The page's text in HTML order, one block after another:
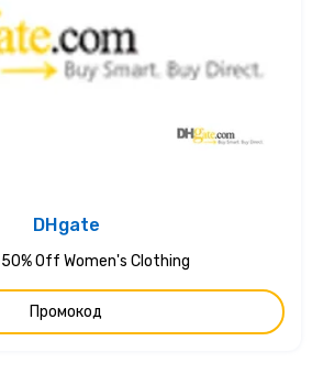
DHgate
50% Off Women's Clothing
Промокод